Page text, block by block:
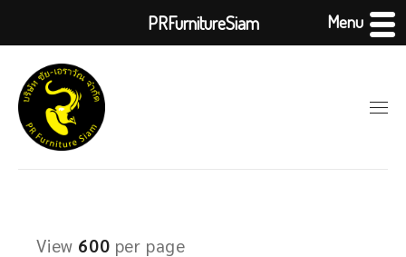
View 600 per page
PRFurnitureSiam Menu